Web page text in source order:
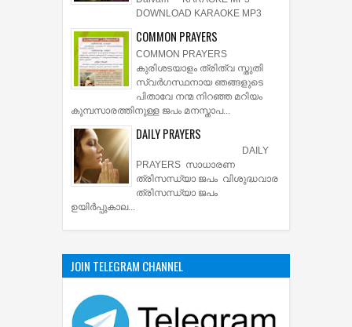
DOWNLOAD KARAOKE MP3
COMMON PRAYERS
COMMON PRAYERS
കുരിശടയാളം ത്രിത്വ സ്തുതി
സ്വര്‍ഗസ്ഥനായ ഞങ്ങളുടെ
പിതാവേ നന്മ നിറഞ്ഞ മറിയം
കുമ്പസാരത്തിനുള്ള ജപം മനസ്താപ...
DAILY PRAYERS
DAILY
PRAYERS സാധാരണ
ത്രിസന്ധ്യാ ജപം വിശുദ്ധവാര
ത്രിസന്ധ്യാ ജപം
ഉയിര്‍പ്പുകാല...
JOIN TELEGRAM CHANNEL